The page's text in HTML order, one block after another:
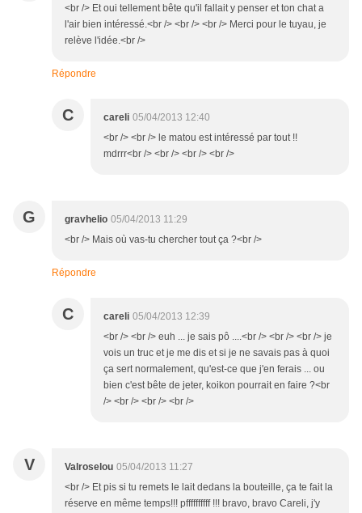
<br /> Et oui tellement bête qu'il fallait y penser et ton chat a
l'air bien intéressé.<br /> <br /> <br /> Merci pour le tuyau, je
relève l'idée.<br />
Répondre
C careli 05/04/2013 12:40
<br /> <br /> le matou est intéressé par tout !!
mdrrr<br /> <br /> <br /> <br />
G gravhelio 05/04/2013 11:29
<br /> Mais où vas-tu chercher tout ça ?<br />
Répondre
C careli 05/04/2013 12:39
<br /> <br /> euh ... je sais pô ....<br /> <br /> <br /> je
vois un truc et je me dis et si je ne savais pas à quoi
ça sert normalement, qu'est-ce que j'en ferais ... ou
bien c'est bête de jeter, koikon pourrait en faire ?<br
/> <br /> <br /> <br />
V Valroselou 05/04/2013 11:27
<br /> Et pis si tu remets le lait dedans la bouteille, ça te fait la
réserve en même temps!!! pffffffffff !!! bravo, bravo Careli, j'y